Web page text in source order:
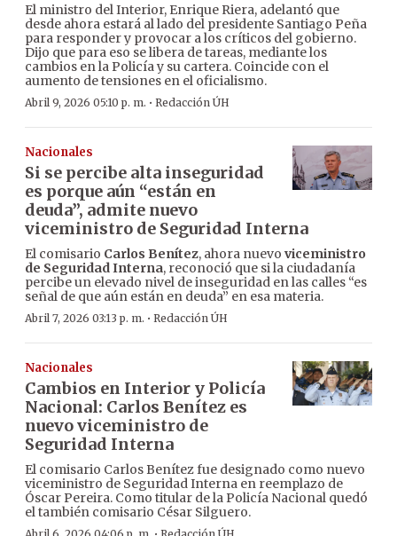
El ministro del Interior, Enrique Riera, adelantó que
desde ahora estará al lado del presidente Santiago Peña
para responder y provocar a los críticos del gobierno.
Dijo que para eso se libera de tareas, mediante los
cambios en la Policía y su cartera. Coincide con el
aumento de tensiones en el oficialismo.
Abril 9, 2026 05:10 p. m. · Redacción ÚH
Nacionales
Si se percibe alta inseguridad
es porque aún “están en
deuda”, admite nuevo
viceministro de Seguridad Interna
El comisario Carlos Benítez, ahora nuevo viceministro
de Seguridad Interna, reconoció que si la ciudadanía
percibe un elevado nivel de inseguridad en las calles “es
señal de que aún están en deuda” en esa materia.
Abril 7, 2026 03:13 p. m. · Redacción ÚH
Nacionales
Cambios en Interior y Policía
Nacional: Carlos Benítez es
nuevo viceministro de
Seguridad Interna
El comisario Carlos Benítez fue designado como nuevo
viceministro de Seguridad Interna en reemplazo de
Óscar Pereira. Como titular de la Policía Nacional quedó
el también comisario César Silguero.